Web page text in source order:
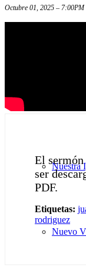
Nuestra
Nuevo
Octubre 01, 2025 –
El
ser
PDF.
Etiquetas:
rodriguez